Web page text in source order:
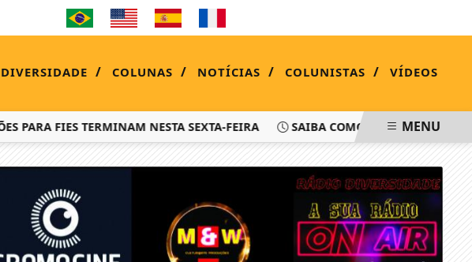
/ COLUNAS / NOTÍCIAS / COLUNISTAS / VÍDEOS
FIES TERMINAM NESTA SEXTA-FEIRA SAIBA COMO PEDIR RESSARCIMENTO
MENU